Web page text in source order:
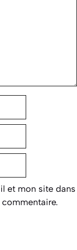
et mon site dans